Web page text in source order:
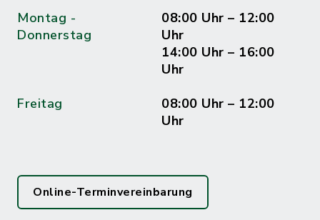
Montag -
Donnerstag
08:00 Uhr – 12:00
Uhr
14:00 Uhr – 16:00
Uhr
Freitag
08:00 Uhr – 12:00
Uhr
Online-Terminvereinbarung